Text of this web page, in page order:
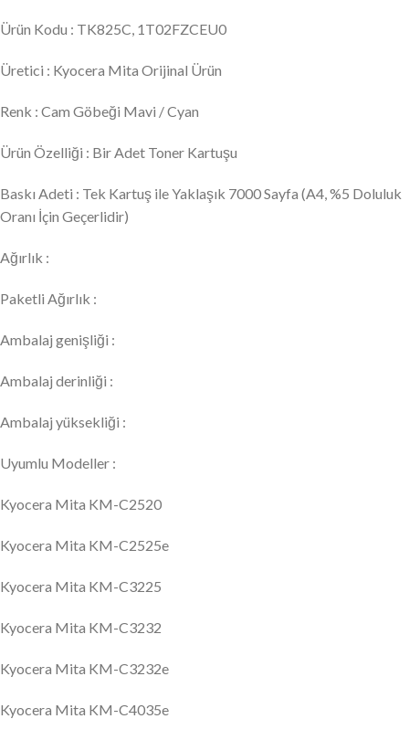
Ürün Kodu : TK825C, 1T02FZCEU0
Üretici : Kyocera Mita Orijinal Ürün
Renk : Cam Göbeği Mavi / Cyan
Ürün Özelliği : Bir Adet Toner Kartuşu
Baskı Adeti : Tek Kartuş ile Yaklaşık 7000 Sayfa (A4, %5 Doluluk
Oranı İçin Geçerlidir)
Ağırlık :
Paketli Ağırlık :
Ambalaj genişliği :
Ambalaj derinliği :
Ambalaj yüksekliği :
Uyumlu Modeller :
Kyocera Mita KM-C2520
Kyocera Mita KM-C2525e
Kyocera Mita KM-C3225
Kyocera Mita KM-C3232
Kyocera Mita KM-C3232e
Kyocera Mita KM-C4035e